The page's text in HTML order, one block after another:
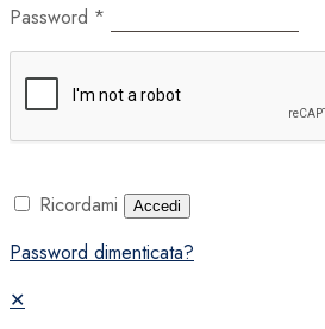
Password *
Ricordami Accedi
Password dimenticata?
✕